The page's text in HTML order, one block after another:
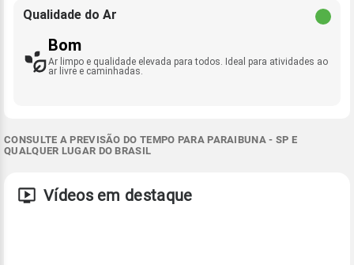
Qualidade do Ar
Bom
Ar limpo e qualidade elevada para todos. Ideal para atividades ao
ar livre e caminhadas.
CONSULTE A PREVISÃO DO TEMPO PARA PARAIBUNA - SP E
QUALQUER LUGAR DO BRASIL
Vídeos em destaque